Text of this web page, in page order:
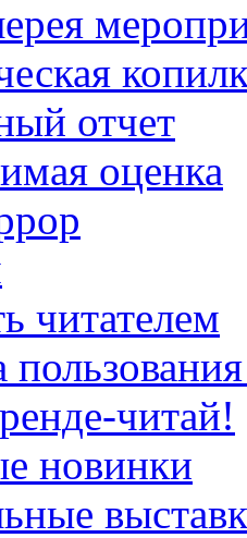
отчет
оценка
читателем
читай!
новинки